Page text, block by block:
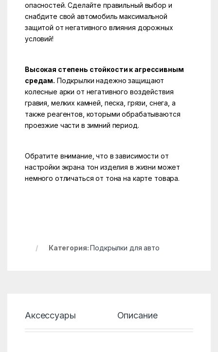
опасностей. Сделайте правильный выбор и
снабдите свой автомобиль максимальной
защитой от негативного влияния дорожных
условий!
Высокая степень стойкости к агрессивным
средам. Подкрылки надежно защищают
колесные арки от негативного воздействия
гравия, мелких камней, песка, грязи, снега, а
также реагентов, которыми обрабатываются
проезжие части в зимний период.
Обратите внимание, что в зависимости от
настройки экрана тон изделия в жизни может
немного отличаться от тона на карте товара.
Категория:Подкрылки для авто
Аксессуары Описание